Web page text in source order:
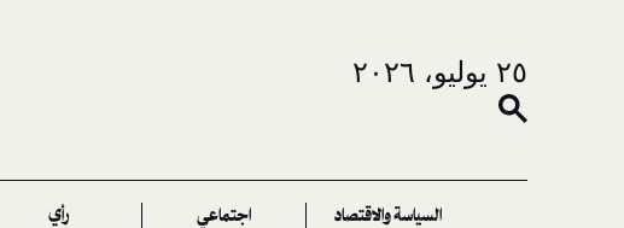
٢٥ يوليو، ٢٠٢٦
السياسة والاقتصاد اجتماعي رأي